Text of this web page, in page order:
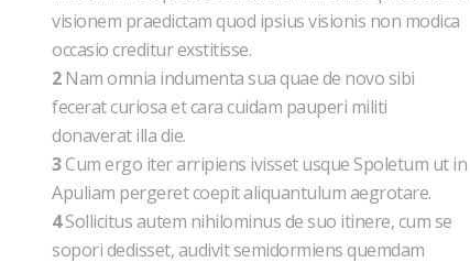
visionem praedictam quod ipsius visionis non modica
occasio creditur exstitisse.
2Nam omnia indumenta sua quae de novo sibi
fecerat curiosa et cara cuidam pauperi militi
donaverat illa die.
3Cum ergo iter arripiens ivisset usque Spoletum ut in
Apuliam pergeret coepit aliquantulum aegrotare.
4Sollicitus autem nihilominus de suo itinere, cum se
sopori dedisset, audivit semidormiens quemdam